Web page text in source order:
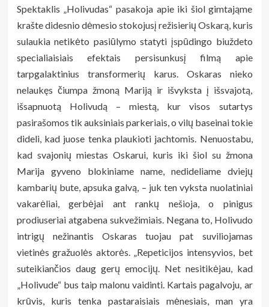
Spektaklis „Holivudas“ pasakoja apie iki šiol gimtająme
krašte didesnio dėmesio stokojusį režisierių Oskarą, kuris
sulaukia netikėto pasiūlymo statyti įspūdingo biuždeto
specialiaisiais efektais persisunkusį filmą apie
tarpgalaktinius transformerių karus. Oskaras nieko
nelaukęs čiumpa žmoną Mariją ir išvyksta į išsvajotą,
išsapnuotą Holivudą – miestą, kur visos sutartys
pasirašomos tik auksiniais parkeriais, o vilų baseinai tokie
dideli, kad juose tenka plaukioti jachtomis. Nenuostabu,
kad svajonių miestas Oskarui, kuris iki šiol su žmona
Marija gyveno blokiniame name, nedideliame dviejų
kambarių bute, apsuka galvą, – juk ten vyksta nuolatiniai
vakarėliai, gerbėjai ant rankų nešioja, o pinigus
prodiuseriai atgabena sukvežimiais. Negana to, Holivudo
intrigų nežinantis Oskaras tuojau pat suviliojamas
vietinės gražuolės aktorės. „Repeticijos intensyvios, bet
suteikiančios daug gerų emocijų. Net nesitikėjau, kad
„Holivude“ bus taip malonu vaidinti. Kartais pagalvoju, ar
krūvis, kuris tenka pastaraisiais mėnesiais, man yra